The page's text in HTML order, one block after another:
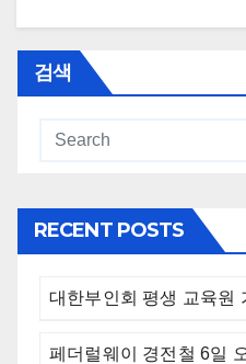
검색
RECENT POSTS
대한부인회 평생 교육원
페더럴웨이 경전철 6일